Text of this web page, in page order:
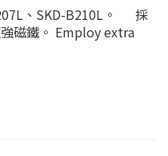
、SKD-B210L。 採
磁鐵。 Employ extra